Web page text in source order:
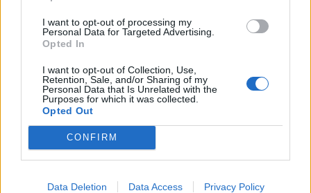
I want to opt-out of processing my
Personal Data for Targeted Advertising.
Opted In
I want to opt-out of Collection, Use,
Retention, Sale, and/or Sharing of my
Personal Data that Is Unrelated with the
Purposes for which it was collected.
Opted Out
CONFIRM
Data Deletion Data Access Privacy Policy
A keresett cikk a portfolio.hu hírarchívumához
tartozik, melynek olvasása előfizetéses
Az előfizetés a következőket tartalmazza:
Portfolio.hu teljes cikkarchívum
Kötéslisták: BÉT elmúlt 2 év napon belüli
kötéslistái